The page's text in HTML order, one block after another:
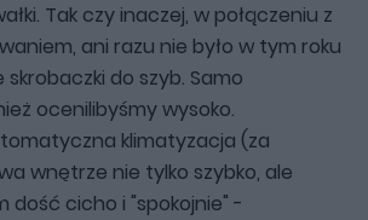
Tak czy inaczej, w połączeniu z
ani razu nie było w tym roku
do szyb. Samo
ocenilibyśmy wysoko.
klimatyzacja (za
wnętrze nie tylko szybko, ale
dość cicho i "spokojnie" -